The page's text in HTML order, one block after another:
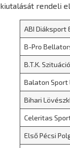
kiutalását rendeli
ABI Diáksport
B-Pro
B.T.K.
Balaton Sport
Bihari
Celeritas
Első Pécsi